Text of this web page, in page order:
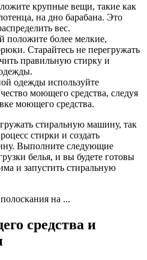
крупные вещи, такие как
на дно барабана. Это
вес.
положите более мелкие,
Старайтесь не перегружать
правильную стирку и
одежды используйте
моющего средства, следуя
моющего средства.
стиральную машину, так
стирки и создать
Выполните следующие
белья, и вы будете готовы
и запустить стиральную
средства и